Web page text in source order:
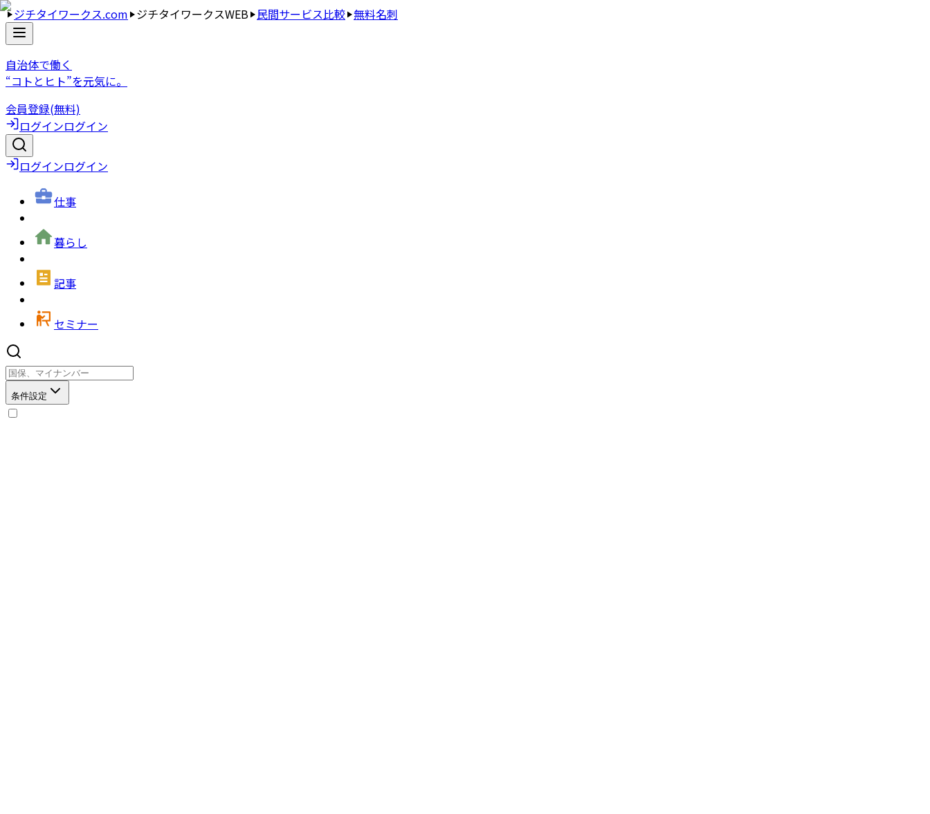
ジチタイワークス.com ジチタイワークスWEB 民間サービス比較 無料名刺
自治体で働く
“コトとヒト”を元気に。
会員登録(無料)
ログインログイン
ログインログイン
仕事
暮らし
記事
セミナー
条件設定